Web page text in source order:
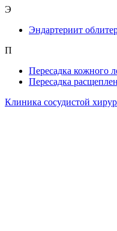
Э
Эндартериит
П
Пересадка кожного
Пересадка
Клиника сосудистой